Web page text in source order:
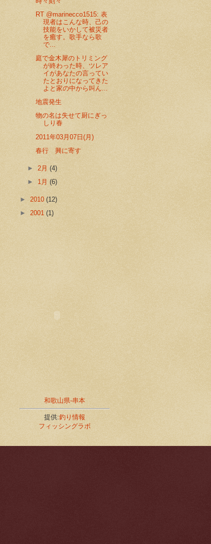
RT @marinecco1515: 表
現者はこんな時、己の
技能をいかして被災者
を癒す。歌手なら歌
で...
庭で金木犀のトリミング
が終わった時、ツレア
イがあなたの言ってい
たとおりになってきた
よと家の中から叫ん...
地震発生
物の名は失せて厨にぎっ
しり春
2011年03月07日(月)
春行 興に寄す
►2月(4)
► 1月(6)
► 2010 (12)
► 2001 (1)
和歌山県-串本
提供:釣り情報
フィッシングラボ